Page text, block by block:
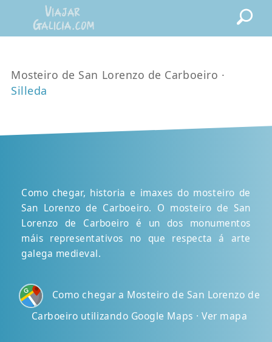
Mosteiro de San Lorenzo de Carboeiro ·
Silleda
Como chegar, historia e imaxes do mosteiro de
San Lorenzo de Carboeiro. O mosteiro de San
Lorenzo de Carboeiro é un dos monumentos
máis representativos no que respecta á arte
galega medieval.
Como chegar a Mosteiro de San Lorenzo de
Carboeiro utilizando Google Maps · Ver mapa